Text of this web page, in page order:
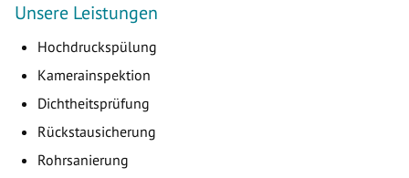
Unsere Leistungen
Hochdruckspülung
Kamerainspektion
Dichtheitsprüfung
Rückstausicherung
Rohrsanierung